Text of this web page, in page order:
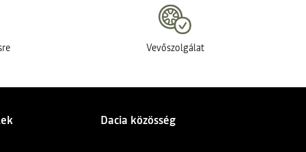
Vevőszolgálat
Dacia közösség